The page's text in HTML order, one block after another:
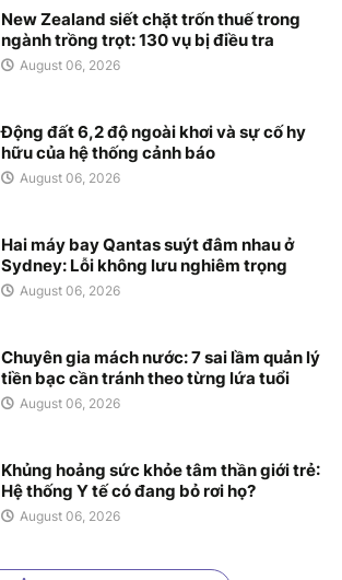
New Zealand siết chặt trốn thuế trong
ngành trồng trọt: 130 vụ bị điều tra
August 06, 2026
Động đất 6,2 độ ngoài khơi và sự cố hy
hữu của hệ thống cảnh báo
August 06, 2026
Hai máy bay Qantas suýt đâm nhau ở
Sydney: Lỗi không lưu nghiêm trọng
August 06, 2026
Chuyên gia mách nước: 7 sai lầm quản lý
tiền bạc cần tránh theo từng lứa tuổi
August 06, 2026
Khủng hoảng sức khỏe tâm thần giới trẻ:
Hệ thống Y tế có đang bỏ rơi họ?
August 06, 2026